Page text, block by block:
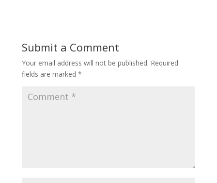
Submit a Comment
Your email address will not be published. Required
fields are marked *